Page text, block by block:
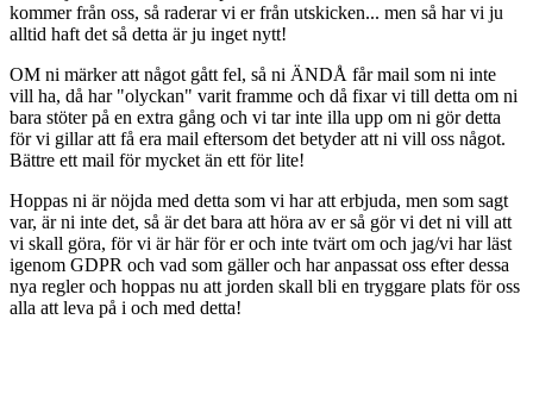
kommer från oss, så raderar vi er från utskicken... men så har vi ju
alltid haft det så detta är ju inget nytt!
OM ni märker att något gått fel, så ni ÄNDÅ får mail som ni inte
vill ha, då har "olyckan" varit framme och då fixar vi till detta om ni
bara stöter på en extra gång och vi tar inte illa upp om ni gör detta
för vi gillar att få era mail eftersom det betyder att ni vill oss något.
Bättre ett mail för mycket än ett för lite!
Hoppas ni är nöjda med detta som vi har att erbjuda, men som sagt
var, är ni inte det, så är det bara att höra av er så gör vi det ni vill att
vi skall göra, för vi är här för er och inte tvärt om och jag/vi har läst
igenom GDPR och vad som gäller och har anpassat oss efter dessa
nya regler och hoppas nu att jorden skall bli en tryggare plats för oss
alla att leva på i och med detta!